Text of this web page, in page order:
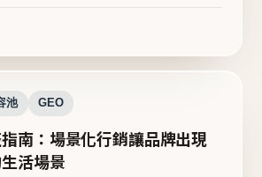
池 GEO
南：場景化行銷讓品牌出現
活場景